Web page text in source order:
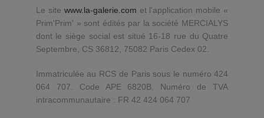
Le site www.la-galerie.com et l'application mobile «
Prim'Prim' » sont édités par la société MERCIALYS
dont le siège social est situé 16-18 rue du Quatre
Septembre, CS 36812, 75082 Paris Cedex 02.
Immatriculée au RCS de Paris sous le numéro 424
064 707. Code APE 6820B. Numéro de TVA
intracommunautaire : FR 42 424 064 707